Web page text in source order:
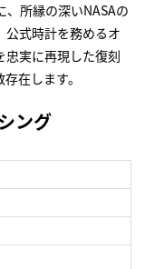
、所縁の深いNASAの
公式時計を務めるオ
忠実に再現した復刻
在します。
ング